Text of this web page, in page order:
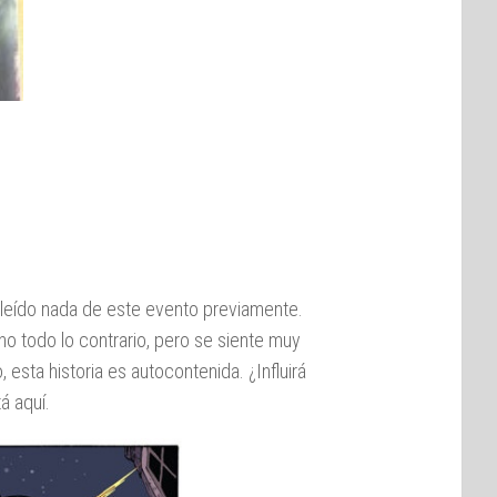
nada de este evento previamente.
todo lo contrario, pero se siente muy
historia es autocontenida. ¿Influirá
aquí.